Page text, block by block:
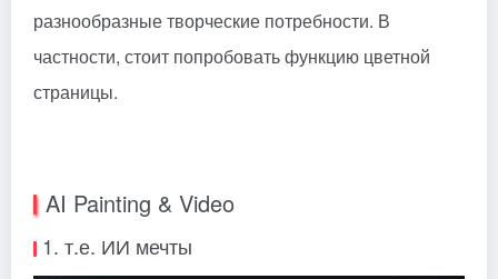
разнообразные творческие потребности. В
частности, стоит попробовать функцию цветной
страницы.
AI Painting & Video
1. т.е. ИИ мечты